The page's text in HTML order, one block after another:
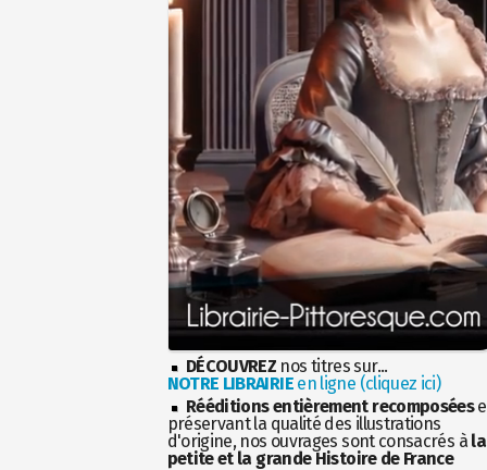
DÉCOUVREZ nos titres sur...
NOTRE LIBRAIRIEen ligne (cliquez ici)
Rééditions entièrement recomposées
préservant la qualité des illustrations
d'origine, nos ouvrages sont consacrés à la
petite et la grande Histoire de France